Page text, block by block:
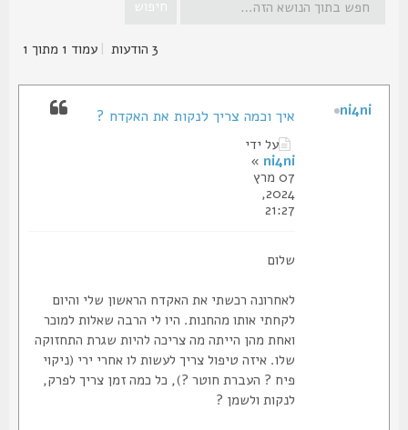
|עמוד1מתוך1
איך וכמה צריך לנקות את האקדח ?
על ידי
ni4ni
»
07 מרץ
2024,
21:27
לאחרונה רכשתי את האקדח הראשון שלי והיום
לקחתי אותו מהחנות. היו לי הרבה שאלות למוכר
ואחת מהן הייתה מה צריכה להיות שגרת התחזוקה
שלו. איזה טיפול צריך לעשות לו אחרי ירי (ניקוי
פיח ? העברת חוטר ?), כל כמה זמן צריך לפרק,
לנקות ולשמן ?
ni4ni